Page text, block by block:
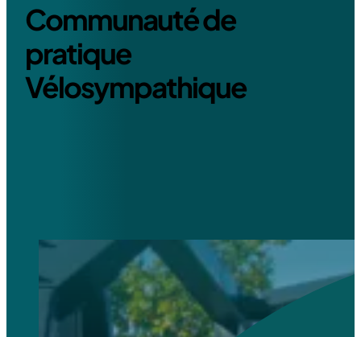
Communauté de
pratique
Vélosympathique